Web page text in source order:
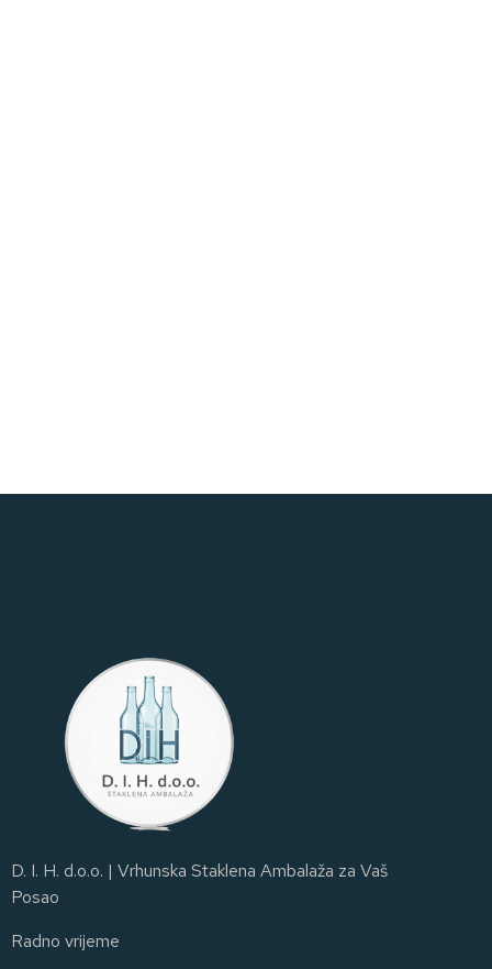
D. I. H. d.o.o. | Vrhunska Staklena Ambalaža za Vaš
Posao
Radno vrijeme